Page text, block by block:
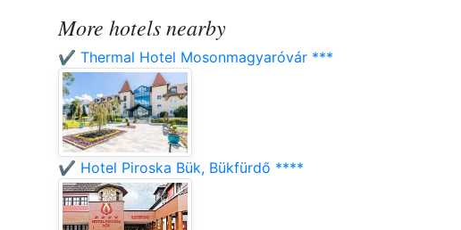
More hotels nearby
✔️ Thermal Hotel Mosonmagyaróvár ***
✔️ Hotel Piroska Bük, Bükfürdő ****